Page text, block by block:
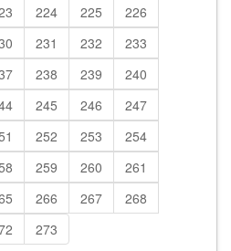
224 225
226
231 232
233
238 239
240
245 246
247
252 253
254
259 260
261
266 267
268
273